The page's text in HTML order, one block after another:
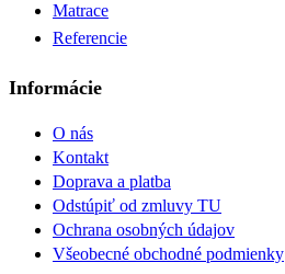
Matrace
Referencie
Informácie
O nás
Kontakt
Doprava a platba
Odstúpiť od zmluvy TU
Ochrana osobných údajov
Všeobecné obchodné podmienky